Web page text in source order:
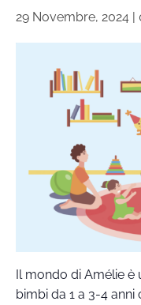
29 Novembre, 2024 |
Il mondo di Amélie è
bimbi da 1 a 3-4